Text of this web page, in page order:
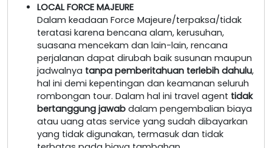
LOCAL FORCE MAJEURE
Dalam keadaan Force Majeure/terpaksa/tidak
teratasi karena bencana alam, kerusuhan,
suasana mencekam dan lain-lain, rencana
perjalanan dapat dirubah baik susunan maupun
jadwalnya tanpa pemberitahuan terlebih dahulu,
hal ini demi kepentingan dan keamanan seluruh
rombongan tour. Dalam hal ini travel agent tidak
bertanggung jawab dalam pengembalian biaya
atau uang atas service yang sudah dibayarkan
yang tidak digunakan, termasuk dan tidak